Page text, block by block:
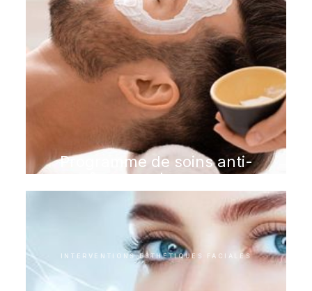
Programme de soins anti-
âge pour hommes
INTERVENTIONS ESTHÉTIQUES FACIALES